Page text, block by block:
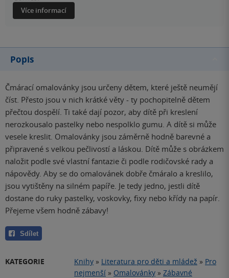
Více informací
Popis
Čmárací omalovánky jsou určeny dětem, které ještě neumějí
číst. Přesto jsou v nich krátké věty - ty pochopitelně dětem
přečtou dospělí. Ti také dají pozor, aby dítě při kreslení
nerozkousalo pastelky nebo nespolklo gumu. A dítě si může
vesele kreslit. Omalovánky jsou záměrně hodně barevné a
připravené s velkou pečlivostí a láskou. Dítě může s obrázkem
naložit podle své vlastní fantazie či podle rodičovské rady a
nápovědy. Aby se do omalovánek dobře čmáralo a kreslilo,
jsou vytištěny na silném papíře. Je tedy jedno, jestli dítě
dostane do ruky pastelky, voskovky, fixy nebo křídy na papír.
Přejeme všem hodně zábavy!
Sdílet
KATEGORIE Knihy » Literatura pro děti a mládež » Pro
nejmenší » Omalovánky » Zábavné